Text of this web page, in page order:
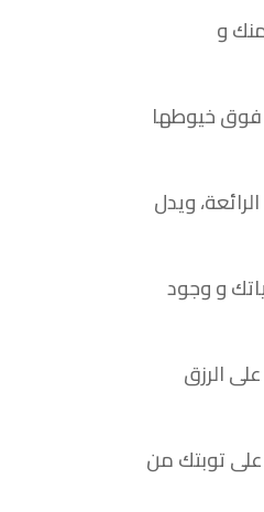
و
فوق خيوطها
ويدل
و وجود
الرزق
على توبتك من